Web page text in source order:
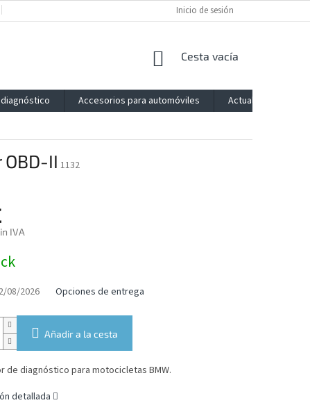
IMPRESSUM BLOG
Inicio de sesión
CESTA
LA
COMPRA
Cesta vacía
Accesorios para automóviles
Actualización
II 1132
IVA
08/2026 Opciones de entrega
Añadir a la cesta
de diagnóstico para motocicletas BMW.
detallada